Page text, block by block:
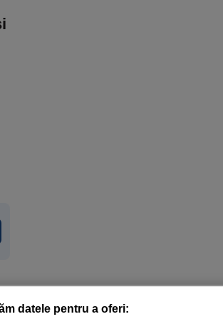
datele pentru a oferi: